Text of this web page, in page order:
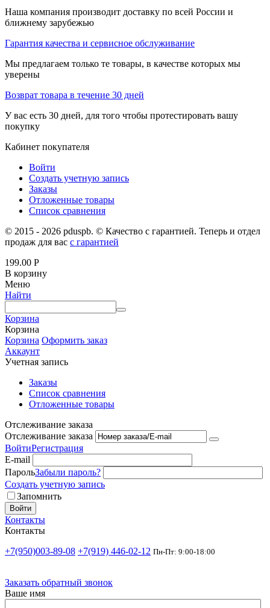
Наша компания производит доставку по всей России и
ближнему зарубежью
Гарантия качества и сервисное обслуживание
Мы предлагаем только те товары, в качестве которых мы
уверены
Возврат товара в течение 30 дней
У вас есть 30 дней, для того чтобы протестировать вашу
покупку
Кабинет покупателя
Войти
Создать учетную запись
Заказы
Отложенные товары
Список сравнения
© 2015 - 2026 pduspb. © Качество с гарантией. Теперь и отдел
продаж для вас с гарантией
199.00 Р
В корзину
Меню
Найти
Корзина
Корзина
Корзина Оформить заказ
Аккаунт
Учетная запись
Заказы
Список сравнения
Отложенные товары
Отслеживание заказа
Отслеживание заказа
ВойтиРегистрация
E-mail
ПарольЗабыли пароль?
Создать учетную запись
Запомнить
Войти
Контакты
Контакты
+7(950)003-89-08 +7(919) 446-02-12 Пн-Пт: 9:00-18:00
Заказать обратный звонок
Ваше имя